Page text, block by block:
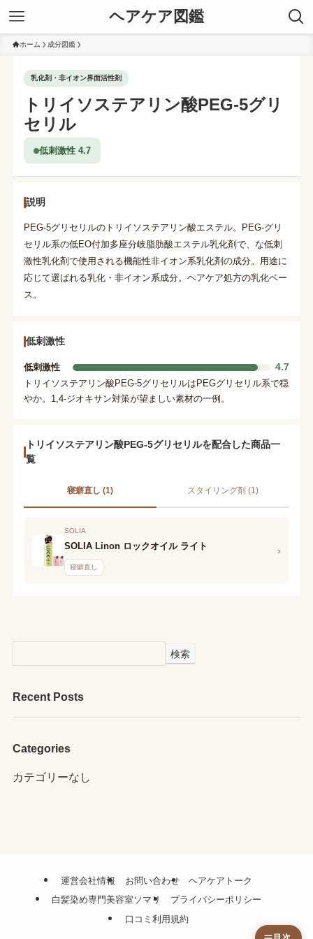
ヘアケア図鑑
ホーム 成分図鑑
乳化剤・非イオン界面活性剤
トリイソステアリン酸PEG-5グリ
セリル
低刺激性 4.7
説明
PEG-5グリセリルのトリイソステアリン酸エステル。PEG-グリ
セリル系の低EO付加多座分岐脂肪酸エステル乳化剤で、な低刺
激性乳化剤で使用される機能性非イオン系乳化剤の成分。用途に
応じて選ばれる乳化・非イオン系成分。ヘアケア処方の乳化ベー
ス。
低刺激性
低刺激性 4.7
トリイソステアリン酸PEG-5グリセリルはPEGグリセリル系で穏
やか。1,4-ジオキサン対策が望ましい素材の一例。
トリイソステアリン酸PEG-5グリセリルを配合した商品一
覧
寝癖直し (1) スタイリング剤 (1)
SOLIA
SOLIA Linon ロックオイル ライト
寝癖直し
›
検索
Recent Posts
Categories
カテゴリーなし
運営会社情報 お問い合わせ
ヘアケアトーク
白髪染め専門美容室ソマリ
プライバシーポリシー
口コミ利用規約